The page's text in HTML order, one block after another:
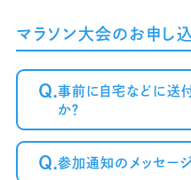
マラソン大会のお申し
Q.事前に自宅などに送
か？
Q.参加通知のメッセー